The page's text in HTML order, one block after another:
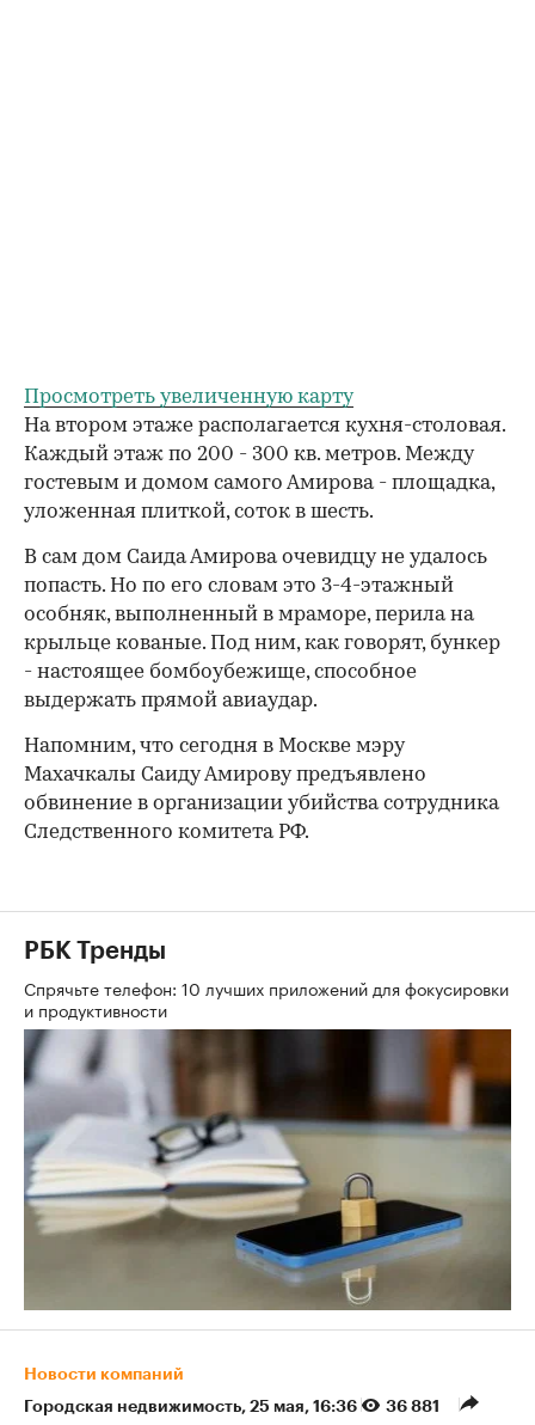
Просмотреть увеличенную карту
На втором этаже располагается кухня-столовая.
Каждый этаж по 200 - 300 кв. метров. Между
гостевым и домом самого Амирова - площадка,
уложенная плиткой, соток в шесть.
В сам дом Саида Амирова очевидцу не удалось
попасть. Но по его словам это 3-4-этажный
особняк, выполненный в мраморе, перила на
крыльце кованые. Под ним, как говорят, бункер
- настоящее бомбоубежище, способное
выдержать прямой авиаудар.
Напомним, что сегодня в Москве мэру
Махачкалы Саиду Амирову предъявлено
обвинение в организации убийства сотрудника
Следственного комитета РФ.
РБК Тренды
Спрячьте телефон: 10 лучших приложений для фокусировки
и продуктивности
Новости компаний
Городская недвижимость 25 мая, 16:36 36 881